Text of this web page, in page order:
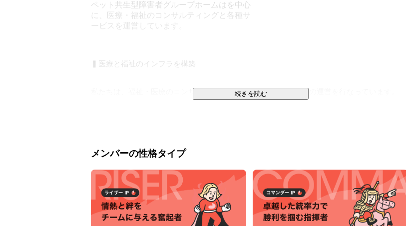
ペット共生型障害者グループホームはを中心
に、医療・福祉のコンサルティングと各種サ
ービスを運営しています。
▍医療と福祉のインフラを構築
私たちは、福祉・医療のコンサルティングと、tocotocoブランドの運営を行なっています。
・日中サービス支援型障害者グループホーム：tocotoco residence
・生活介護・障がい者デイサービス：tocotoco day
・就労継続支援サービス：tocotoco work
※企業HP：https://to-co-to-co.co.jp/
続きを読む
メンバーの性格タイプ